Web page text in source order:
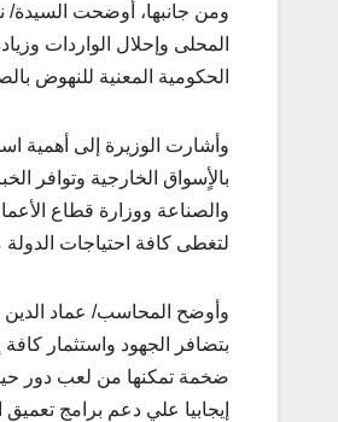
ومن جانبها، أوضحت السيدة/
المحلى وإحلال الواردات
الحكومية المعنية للنهوض
وأشارت الوزيرة إلى أهمية
بالأٍسواق الخارجية وتوافر
والصناعة ووزارة قطاع
لتغطى كافة احتياجات الدولة
وأوضح المحاسب/ عماد الدين
بتضافر الجهود واستثمار
ضخمة تمكنها من لعب دور
إيجابيا علي دعم برامج